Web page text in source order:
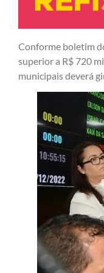
Conforme boletim
superior a R$ 720
municipais deverá